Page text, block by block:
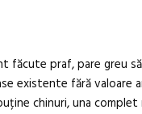
făcute praf, pare greu
existente fără valoare
chinuri, una complet